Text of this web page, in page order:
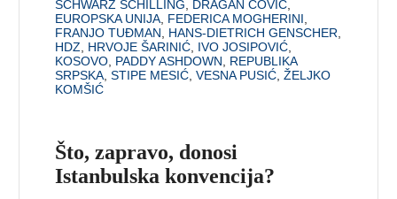
SCHWARZ SCHILLING
DRAGAN ČOVIĆ
EUROPSKA UNIJA FEDERICA MOGHERINI
FRANJO TUĐMAN
HANS-DIETRICH GENSCHER
HDZ
HRVOJE ŠARINIĆ IVO JOSIPOVIĆ
KOSOVO PADDY ASHDOWN
REPUBLIKA
SRPSKA ,STIPE MESIĆ ,VESNA PUSIĆ ,ŽELJKO
KOMŠIĆ
Što, zapravo, donosi
Istanbulska konvencija?